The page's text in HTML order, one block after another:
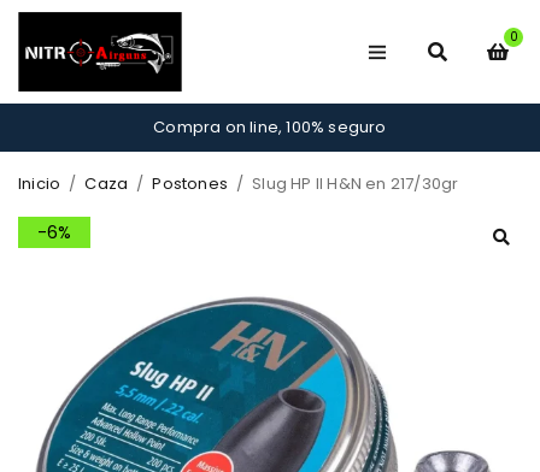
0
Compra on line, 100% seguro
Inicio / Caza / Postones / Slug HP II H&N en 217/30gr
-6%